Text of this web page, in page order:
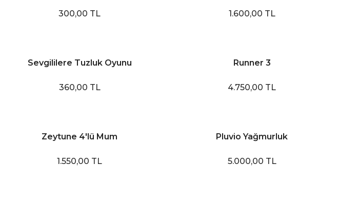
300,00 TL 1.600,00 TL
Sevgililere Tuzluk Oyunu
360,00 TL
Runner 3
4.750,00 TL
Zeytune 4'lü Mum
1.550,00 TL
Pluvio Yağmurluk
5.000,00 TL